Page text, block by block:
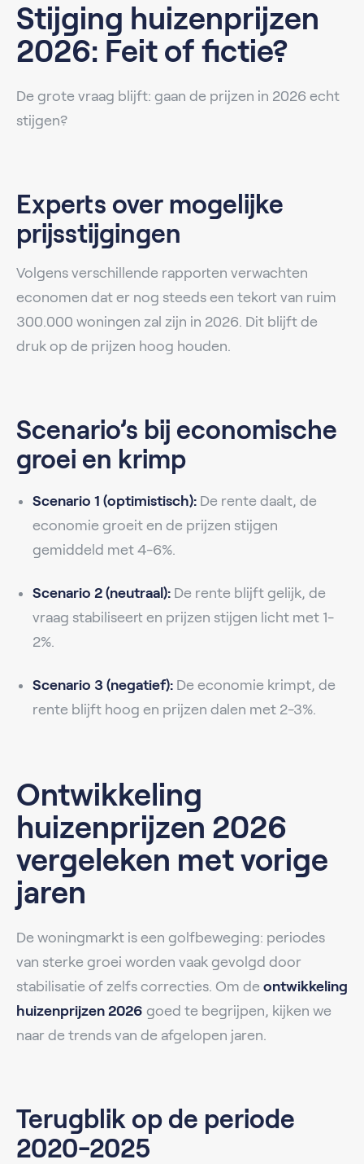
Stijging huizenprijzen
2026: Feit of fictie?
De grote vraag blijft: gaan de prijzen in 2026 echt
stijgen?
Experts over mogelijke
prijsstijgingen
Volgens verschillende rapporten verwachten
economen dat er nog steeds een tekort van ruim
300.000 woningen zal zijn in 2026. Dit blijft de
druk op de prijzen hoog houden.
Scenario’s bij economische
groei en krimp
Scenario 1 (optimistisch): De rente daalt, de
economie groeit en de prijzen stijgen
gemiddeld met 4-6%.
Scenario 2 (neutraal): De rente blijft gelijk, de
vraag stabiliseert en prijzen stijgen licht met 1-
2%.
Scenario 3 (negatief): De economie krimpt, de
rente blijft hoog en prijzen dalen met 2-3%.
Ontwikkeling
huizenprijzen 2026
vergeleken met vorige
jaren
De woningmarkt is een golfbeweging: periodes
van sterke groei worden vaak gevolgd door
stabilisatie of zelfs correcties. Om de ontwikkeling
huizenprijzen 2026 goed te begrijpen, kijken we
naar de trends van de afgelopen jaren.
Terugblik op de periode
2020-2025